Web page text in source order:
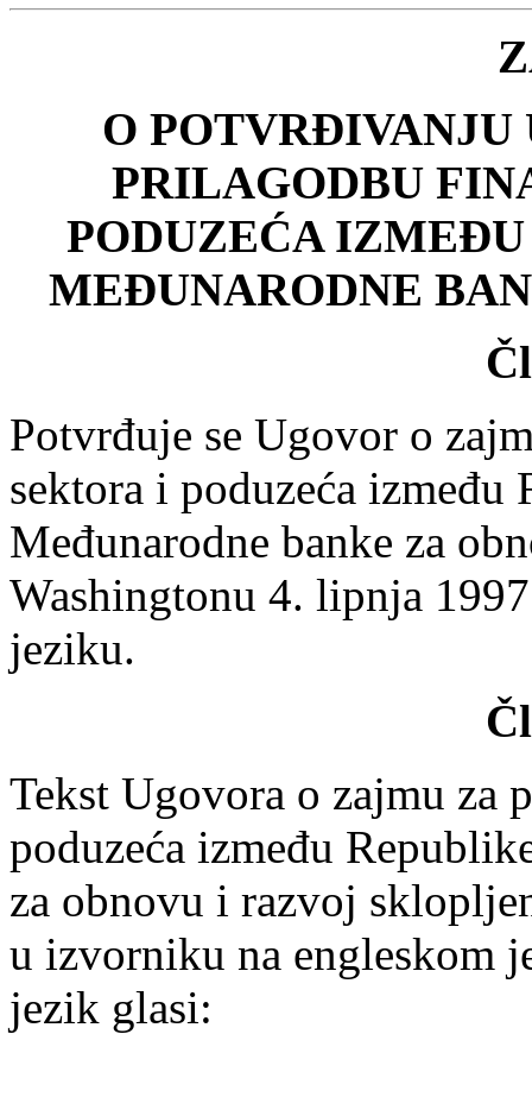
O POTVRĐIVANJU
PRILAGODBU
PODUZEĆA
MEĐUNARODNE
Potvrđuje se Ugovor o
sektora i poduzeća
Međunarodne banke za
Washingtonu 4. lipnja
jeziku.
Tekst Ugovora o zajmu za
poduzeća između
za obnovu i razvoj
u izvorniku na engleskom
jezik glasi: